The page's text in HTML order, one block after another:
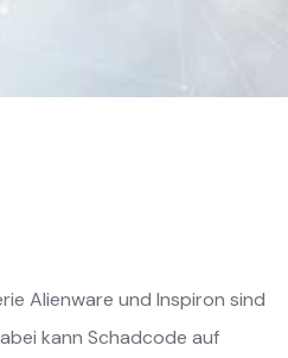
Alienware und Inspiron sind
kann Schadcode auf